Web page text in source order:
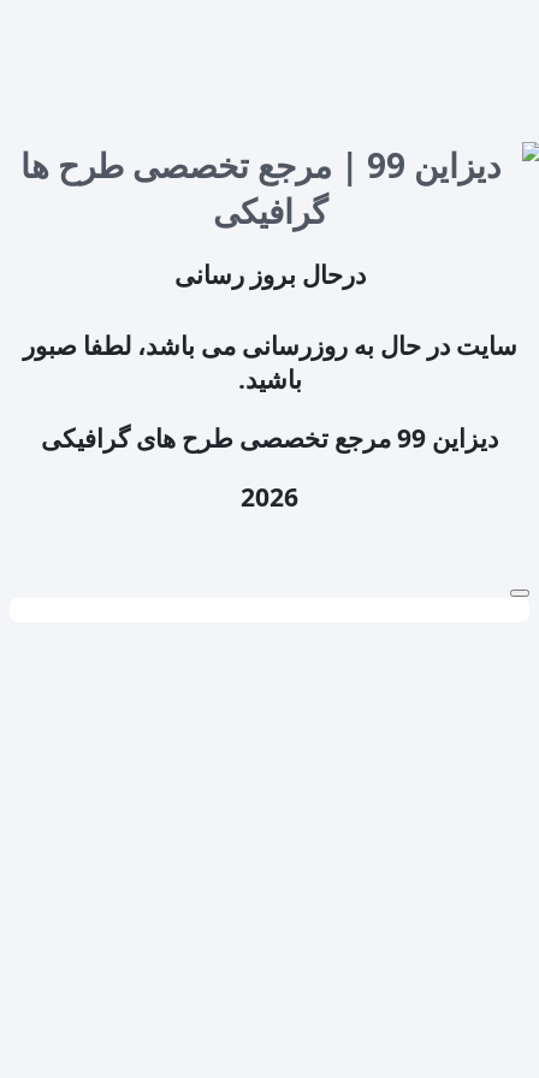
درحال بروز رسانی
سایت در حال به روزرسانی می باشد، لطفا صبور
باشید.
دیزاین 99 مرجع تخصصی طرح های گرافیکی
2026